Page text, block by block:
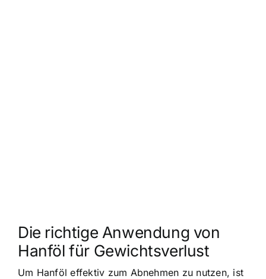
Die richtige Anwendung von
Hanföl für Gewichtsverlust
Um Hanföl effektiv zum Abnehmen zu nutzen, ist